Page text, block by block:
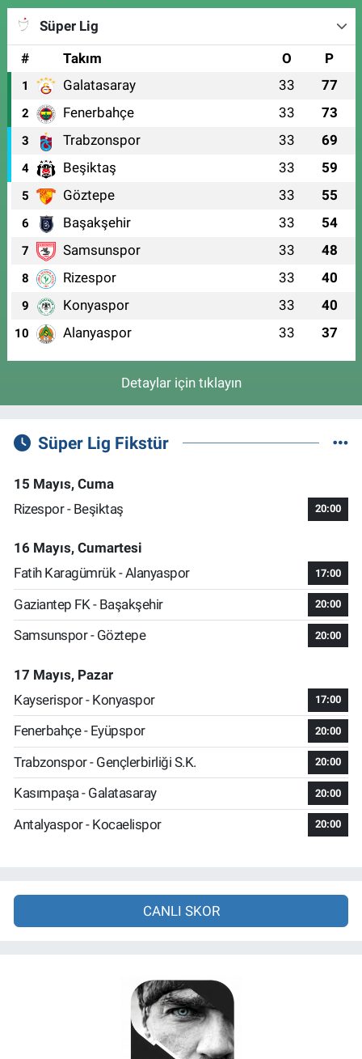
Süper Lig
#
Takım O P
1 Galatasaray 33 77
2 Fenerbahçe 33 73
3 Trabzonspor 33 69
4 Beşiktaş 33 59
5 Göztepe 33 55
6 Başakşehir 33 54
7 Samsunspor 33 48
8 Rizespor 33 40
9 Konyaspor 33 40
10 Alanyaspor 33 37
Detaylar için tıklayın
Süper Lig Fikstür
15 Mayıs, Cuma
Rizespor - Beşiktaş
20:00
16 Mayıs, Cumartesi
Fatih Karagümrük - Alanyaspor
17:00
Gaziantep FK - Başakşehir 20:00
Samsunspor - Göztepe 20:00
17 Mayıs, Pazar
Kayserispor - Konyaspor
17:00
Fenerbahçe - Eyüpspor 20:00
Trabzonspor - Gençlerbirliği S.K. 20:00
Kasımpaşa - Galatasaray 20:00
Antalyaspor - Kocaelispor 20:00
CANLI SKOR